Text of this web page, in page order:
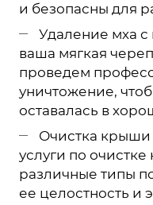
и безопасны для
Удаление мха с
ваша мягкая
проведем
уничтожение,
оставалась в
Очистка крыши
услуги по
различные типы
ее целостность и